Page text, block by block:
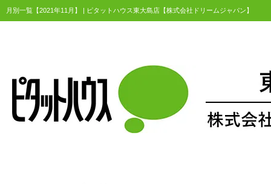
月別一覧【2021年11月】 | ピタットハウス東大島店【株式会社ドリームジャパン】